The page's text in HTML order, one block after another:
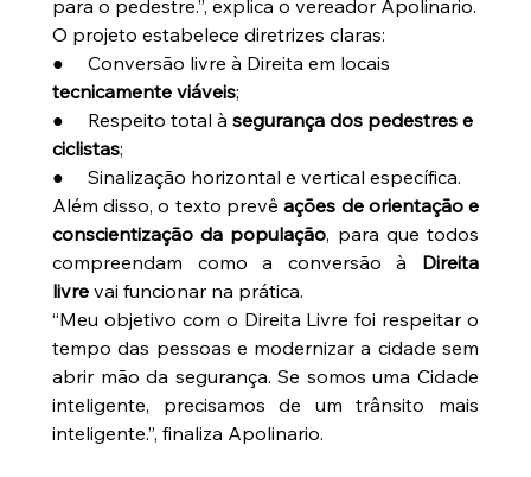
para o pedestre.”, explica o vereador Apolinario.
O projeto estabelece diretrizes claras:
●     Conversão livre à Direita em locais
tecnicamente viáveis;
●     Respeito total à segurança dos pedestres e
ciclistas;
●     Sinalização horizontal e vertical específica.
Além disso, o texto prevê ações de orientação e
conscientização da população, para que todos
compreendam como a conversão à Direita
livre vai funcionar na prática.
“Meu objetivo com o Direita Livre foi respeitar o
tempo das pessoas e modernizar a cidade sem
abrir mão da segurança. Se somos uma Cidade
inteligente, precisamos de um trânsito mais
inteligente.”, finaliza Apolinario.